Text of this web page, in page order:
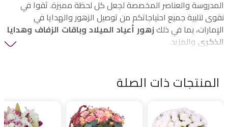
المدروسة والعناصر المخصصة لجعل كل لحظة مميزة. ثقوا في
نقوى لتلبية جميع احتياجاتكم من توصيل الزهور والهدايا في
الإمارات، بما في ذلك زهور أعياد الميلاد وباقات الزفاف وهدايا
الذكرى والمزيد.
المنتجات ذات الصلة